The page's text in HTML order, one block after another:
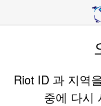
Riot ID 과 지역
중에 다시